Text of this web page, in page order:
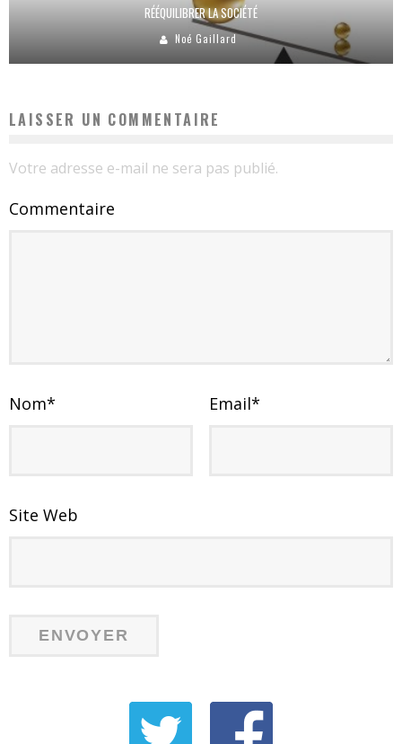
RÉÉQUILIBRER LA SOCIÉTÉ
Noé Gaillard
LAISSER UN COMMENTAIRE
Votre adresse e-mail ne sera pas publié.
Commentaire
Nom* Email*
Site Web